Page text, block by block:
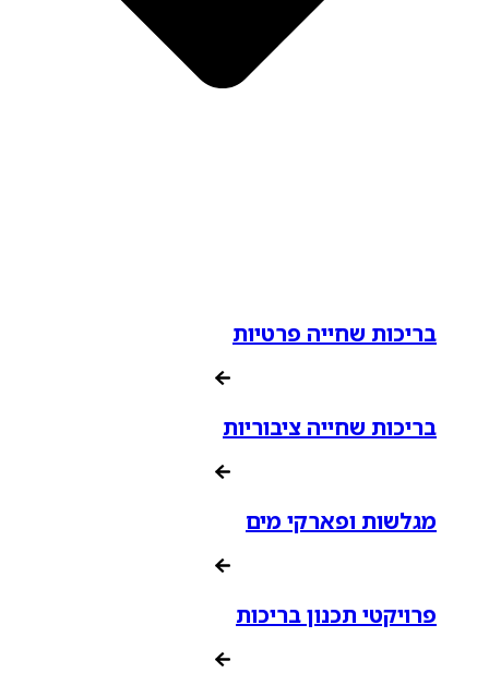
בריכות שחייה פרטיות
בריכות שחייה ציבוריות
מגלשות ופארקי מים
פרויקטי תכנון בריכות